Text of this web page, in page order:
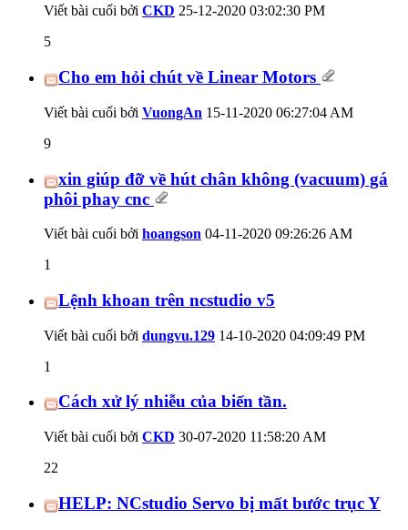
Viết bài cuối bởi CKD 25-12-2020 03:02:30 PM
5
Cho em hỏi chút về Linear Motors
Viết bài cuối bởi VuongAn 15-11-2020 06:27:04 AM
9
xin giúp đỡ về hút chân không (vacuum) gá
phôi phay cnc
Viết bài cuối bởi hoangson 04-11-2020 09:26:26 AM
1
Lệnh khoan trên ncstudio v5
Viết bài cuối bởi dungvu.129 14-10-2020 04:09:49 PM
1
Cách xử lý nhiễu của biến tần.
Viết bài cuối bởi CKD 30-07-2020 11:58:20 AM
22
HELP: NCstudio Servo bị mất bước trục Y